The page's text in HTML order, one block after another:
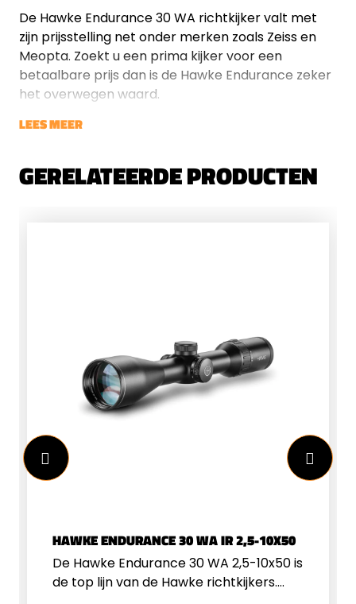
De Hawke Endurance 30 WA richtkijker valt met
zijn prijsstelling net onder merken zoals Zeiss en
Meopta. Zoekt u een prima kijker voor een
betaalbare prijs dan is de Hawke Endurance zeker
het overwegen waard.
LEES MEER
GERELATEERDE PRODUCTEN
HAWKE ENDURANCE 30 WA IR 2,5-10X50
De Hawke Endurance 30 WA 2,5-10x50 is
de top lijn van de Hawke richtkijkers.